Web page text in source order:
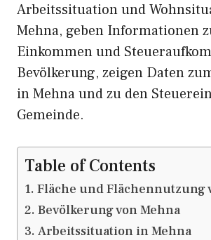
Arbeitssituation und
Mehna, geben Informationen
Einkommen und
Bevölkerung, zeigen Daten
in Mehna und zu den
Gemeinde.
Table of Contents
Fläche und Flächennutzung
Bevölkerung von Mehna
Arbeitssituation in Mehna